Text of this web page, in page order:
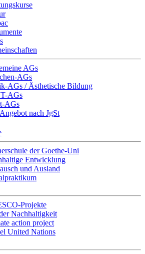
AGs
AGs
AGs / Ästhetische Bildung
AGs
AGs
nach JgSt
der Goethe-Uni
Entwicklung
und Ausland
Projekte
Nachhaltigkeit
action project
United Nations